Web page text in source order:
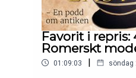
Favorit i repris:
Romerskt
01:09:03 | söndag